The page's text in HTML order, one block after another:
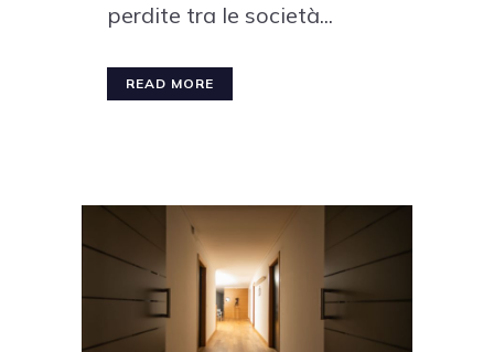
perdite tra le società...
READ MORE